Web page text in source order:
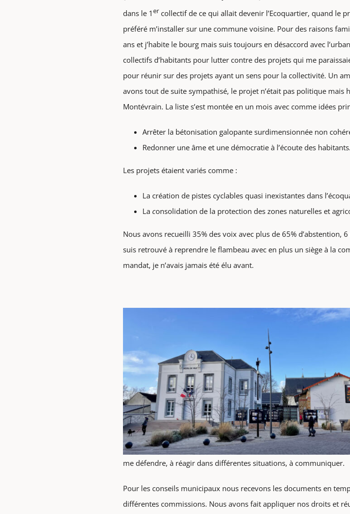
dans le 1ercollectif de ce qui allait devenir l’Ecoquartier, quand le
préféré m’installer sur une commune voisine. Pour des raisons
ans et j’habite le bourg mais suis toujours en désaccord avec
collectifs d’habitants pour lutter contre des projets qui me
pour réunir sur des projets ayant un sens pour la collectivité. Un
avons tout de suite sympathisé, le projet n’était pas politique
Montévrain. La liste s’est montée en un mois avec comme idées
Arrêter la bétonisation galopante surdimensionnée non
Redonner une âme et une démocratie à l’écoute des habitants.
Les projets étaient variés comme :
La création de pistes cyclables quasi inexistantes dans
La consolidation de la protection des zones naturelles et
Nous avons recueilli 35% des voix avec plus de 65%
suis retrouvé à reprendre le flambeau avec en plus un siège à la
mandat, je n’avais jamais été élu avant.
me défendre, à réagir dans différentes situations, à communiquer.
Pour les conseils municipaux nous recevons les documents en
différentes commissions. Nous avons fait appliquer nos droits et